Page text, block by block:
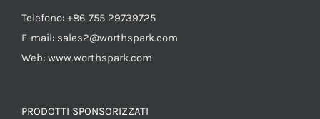
Telefono: +86 755 29739725
E-mail: sales2@worthspark.com
Web: www.worthspark.com
PRODOTTI SPONSORIZZATI